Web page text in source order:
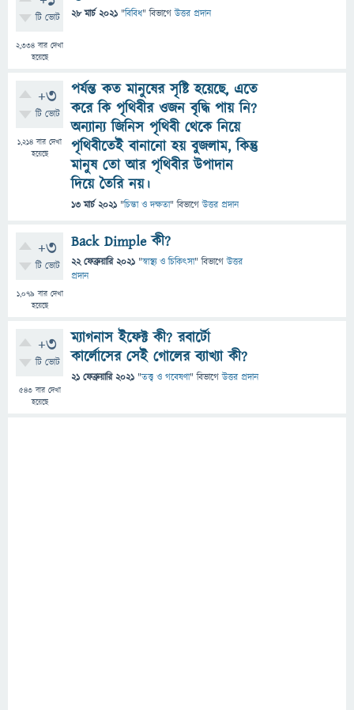
টি ভোট
2,334 বার দেখা
হয়েছে
28 মার্চ 2021 "বিবিধ" বিভাগে উত্তর প্রদান
+3
টি ভোট
1,214 বার দেখা
হয়েছে
পর্যন্ত কত মানুষের সৃষ্টি হয়েছে, এতে
করে কি পৃথিবীর ওজন বৃদ্ধি পায় নি?
অন্যান্য জিনিস পৃথিবী থেকে নিয়ে
পৃথিবীতেই বানানো হয় বুজলাম, কিন্তু
মানুষ তো আর পৃথিবীর উপাদান
দিয়ে তৈরি নয়।
13 মার্চ 2021 "চিন্তা ও দক্ষতা" বিভাগে উত্তর প্রদান
+3
টি ভোট
1,079 বার দেখা
হয়েছে
Back Dimple কী?
22 ফেব্রুয়ারি 2021 "স্বাস্থ্য ও চিকিৎসা" বিভাগে উত্তর
প্রদান
+3
টি ভোট
543বার দেখা
হয়েছে
ম্যাগনাস ইফেক্ট কী? রবার্টো
কার্লোসের সেই গোলের ব্যাখ্যা কী?
21 ফেব্রুয়ারি 2021 "তত্ত্ব ও গবেষণা" বিভাগে উত্তর প্রদান